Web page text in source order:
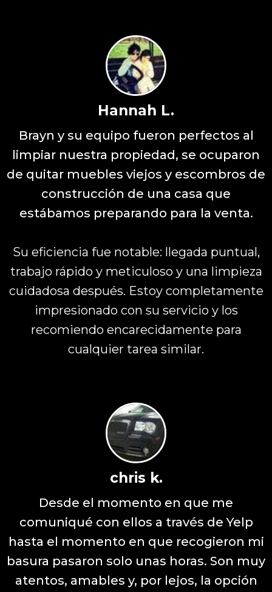
Hannah L.
Brayn y su equipo fueron perfectos al
limpiar nuestra propiedad, se ocuparon
de quitar muebles viejos y escombros de
construcción de una casa que
estábamos preparando para la venta.
Su eficiencia fue notable: llegada puntual,
trabajo rápido y meticuloso y una limpieza
cuidadosa después. Estoy completamente
impresionado con su servicio y los
recomiendo encarecidamente para
cualquier tarea similar.
chris k.
Desde el momento en que me
comuniqué con ellos a través de Yelp
hasta el momento en que recogieron mi
basura pasaron solo unas horas. Son muy
atentos, amables y, por lejos, la opción